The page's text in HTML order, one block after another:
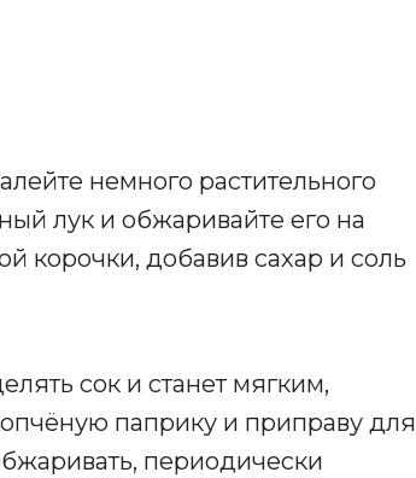
немного растительного
лук и обжаривайте его на
корочки, добавив сахар и соль
сок и станет мягким,
паприку и приправу для
периодически